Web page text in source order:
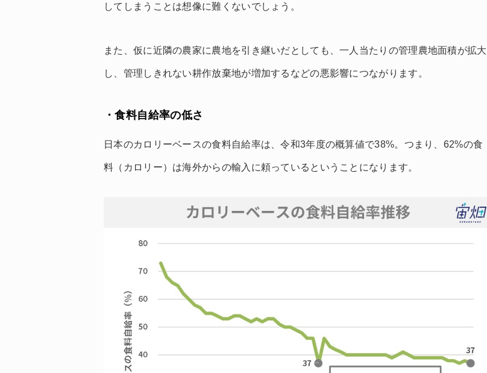
してしまうことは想像に難くないでしょう。
また、仮に近隣の農家に農地を引き継いだとしても、一人当たりの管理農地面積が拡大
し、管理しきれない耕作放棄地が増加するなどの悪影響につながります。
・食料自給率の低さ
日本のカロリーベースの食料自給率は、令和3年度の概算値で38%。つまり、62%の食
料（カロリー）は海外からの輸入に頼っているということになります。